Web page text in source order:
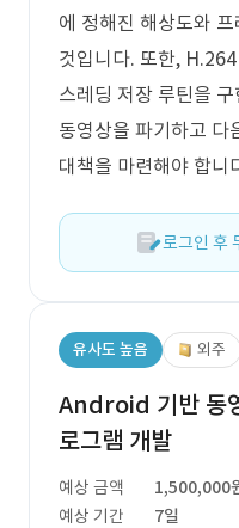
에 정해진 해상도와
것입니다. 또한,
스레딩 저장 루틴을
동영상을 파기하고 다
대책을 마련해야 합니
로그인 후
유사도 높음 외주
Android 기반 동
로그램 개발
예상 금액
1,500,000
예상 기간
7일